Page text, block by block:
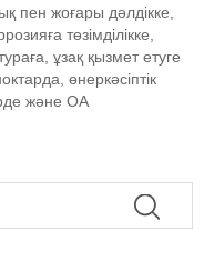
пен жоғары дәлдікке,
төзімділікке,
ұзақ қызмет етуге
өнеркәсіптік
және OA